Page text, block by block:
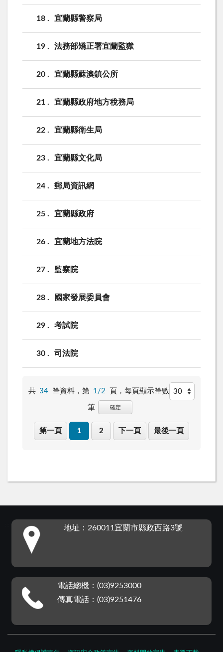
18 宜蘭縣警察局
19 法務部矯正署宜蘭監獄
20 宜蘭縣蘇澳鎮公所
21 宜蘭縣政府地方稅務局
22 宜蘭縣衛生局
23 宜蘭縣文化局
24 郵局資訊網
25 宜蘭縣政府
26 宜蘭地方法院
27 監察院
28 國家發展委員會
29 考試院
30 司法院
共 34 筆資料，第 1/2 頁， 每頁顯示筆數
筆 確定
第一頁 1 2 下一頁 最後一頁
地址：260011宜蘭市縣政西路3號
電話總機：(03)9253000
傳真電話：(03)9251476